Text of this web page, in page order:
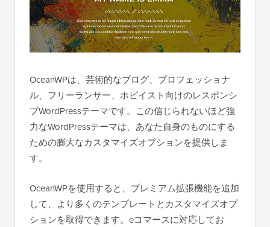
OceanWPは、芸術的なブログ、プロフェッショナ
ル、フリーランサー、ホビイスト向けのレスポンシ
ブWordPressテーマです。この信じられないほど強
力なWordPressテーマは、あなた自身のものにする
ための膨大なカスタマイズオプションを提供しま
す。
OceanWPを使用すると、プレミアム拡張機能を追加
して、より多くのテンプレートとカスタマイズオプ
ションを取得できます。eコマースに対応してお